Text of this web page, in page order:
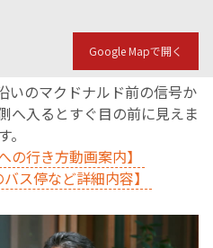
Google Mapで開く
いのマクドナルド前の信号か
へ入るとすぐ目の前に見えま
す。
の行き方動画案内】
ス停など詳細内容】